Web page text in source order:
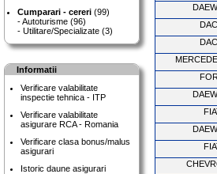
Cumparari - cereri (99)
Autoturisme (96)
Utilitare/Specializate (3)
Informatii
Verificare valabilitate
inspectie tehnica - ITP
Verificare valabilitate
asigurare RCA - Romania
Verificare clasa bonus/malus
asigurari
Istoric daune asigurari